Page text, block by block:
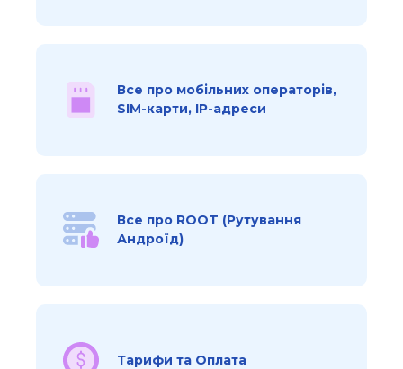
Все про мобільних операторів,
SIM-карти, IP-адреси
Все про ROOT (Рутування
Андроїд)
Тарифи та Оплата